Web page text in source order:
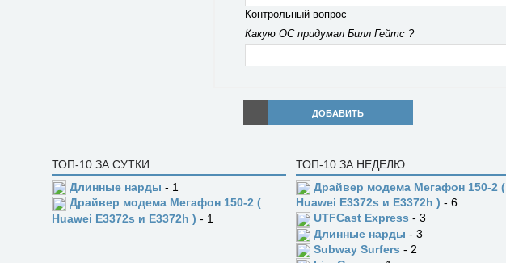
Контрольный вопрос
Какую ОС придумал Билл Гейтс ?
ДОБАВИТЬ
ТОП-10 ЗА СУТКИ
Длинные нарды - 1
Драйвер модема Мегафон 150-2 (
Huawei E3372s и E3372h ) - 1
ТОП-10 ЗА НЕДЕЛЮ
Драйвер модема Мегафон 150-2 (
Huawei E3372s и E3372h ) - 6
UTFCast Express - 3
Длинные нарды - 3
Subway Surfers - 2